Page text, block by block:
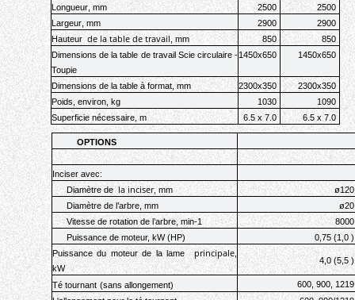
Longueur, mm 2500
2500
Largeur , mm 2900
2900
Hauteur de la table de travail, mm 850
850
Dimensions de la table de travail Scie circulaire -
Toupie
1450х650 1450х650
Dimensions de la table à format, mm 2300х350
2300х350
Poids environ kg 1030
1090
Superficie nécessaire, m 6.5 х 7.0 6.5 х 7.0
OPTIONS
Inciser avec:
Diamètre de la inciser, mm
ø120
Diamètre de l’arbre, mm
ø20
Vitesse de rotation de l’arbre, min-1
8000
Puissance de moteur, kW (HP)
0,75 (1,0 )
Puissance du moteur de la lame
principale,
kW
4,0 (5,5 )
Té tournant (sans allongement)
600, 900, 1219